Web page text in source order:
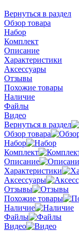
Вернуться в раздел
Обзор товара
Набор
Комплект
Описание
Характеристики
Аксессуары
Отзывы
Похожие товары
Наличие
Файлы
Видео
Вернуться в раздел
Обзор товара
Набор
Комплект
Описание
Характеристики
Аксессуары
Отзывы
Похожие товары
Наличие
Файлы
Видео